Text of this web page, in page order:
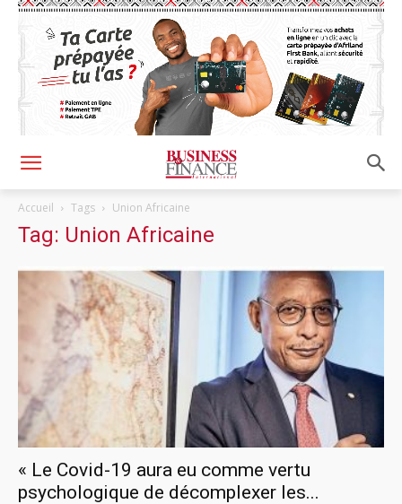
Accueil Tags Union Africaine
Tag: Union Africaine
« Le Covid-19 aura eu comme vertu
psychologique de décomplexer les...